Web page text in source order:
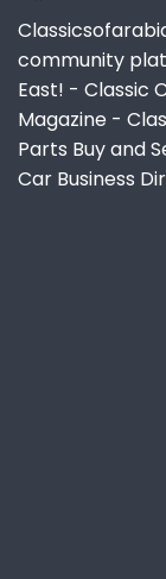
community
East! - Classic
Magazine -
Parts Buy and
Car Business